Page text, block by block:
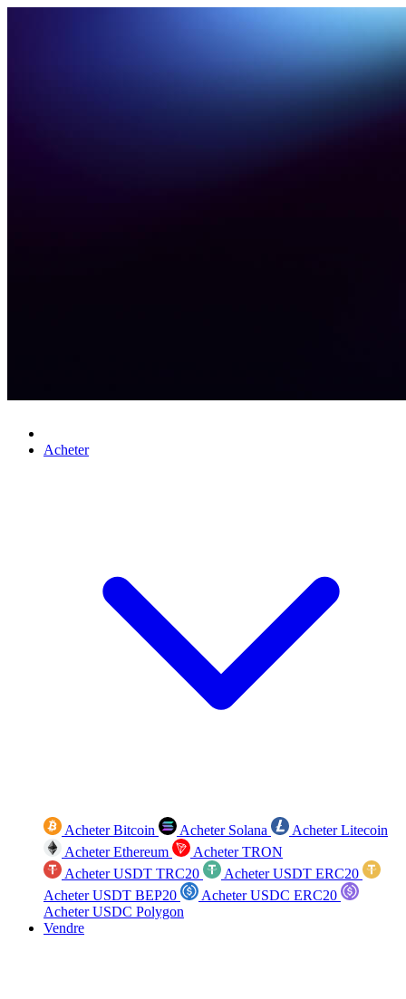
Acheter
Acheter Bitcoin Acheter Solana
Acheter Litecoin
Acheter Ethereum
Acheter TRON
Acheter USDT TRC20
Acheter USDT ERC20
Acheter USDT BEP20
Acheter USDC ERC20
Acheter USDC Polygon
Vendre